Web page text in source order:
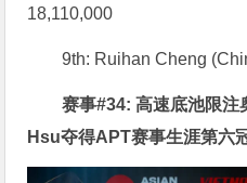
18,110,000
9th: Ruihan Cheng
赛事#34: 高速底池限注
Hsu夺得APT赛事生涯第六